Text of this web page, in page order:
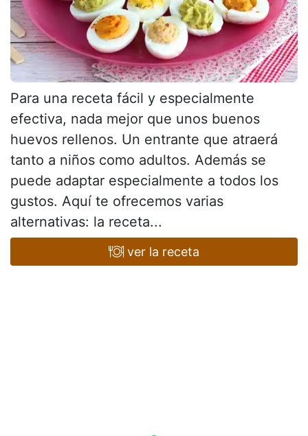
Para una receta fácil y especialmente
efectiva, nada mejor que unos buenos
huevos rellenos. Un entrante que atraerá
tanto a niños como adultos. Además se
puede adaptar especialmente a todos los
gustos. Aquí te ofrecemos varias
alternativas: la receta...
ver la receta